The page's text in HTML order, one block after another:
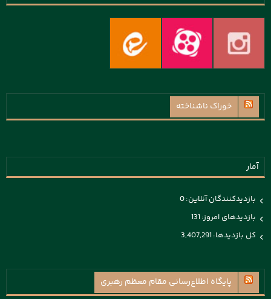
خوراک ناشناخته
آمار
بازدیدکنندگان آنلاین:0
بازدیدهای امروز:131
کل بازدیدها:3,407,291
پايگاه اطلاع‌رسانی مقام معظم رهبری